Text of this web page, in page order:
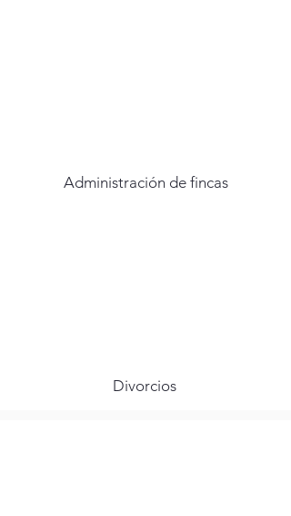
Administración de fincas
Divorcios